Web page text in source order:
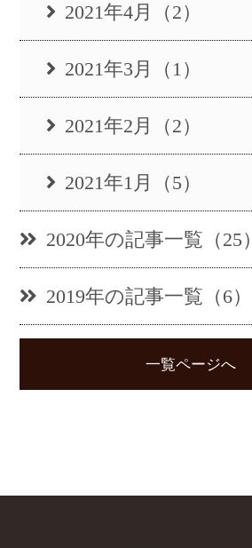
2021年4月（2）
2021年3月（1）
2021年2月（2）
2021年1月（5）
2020年の記事一覧（25）
2019年の記事一覧（6）
一覧ページへ